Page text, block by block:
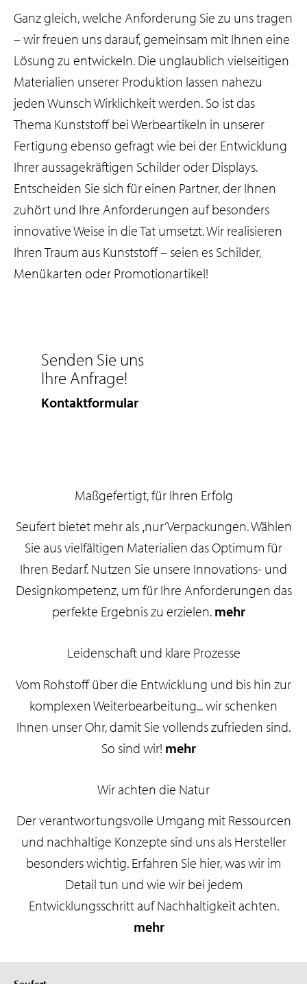
Ganz gleich, welche Anforderung Sie zu uns tragen
– wir freuen uns darauf, gemeinsam mit Ihnen eine
Lösung zu entwickeln. Die unglaublich vielseitigen
Materialien unserer Produktion lassen nahezu
jeden Wunsch Wirklichkeit werden. So ist das
Thema Kunststoff bei Werbeartikeln in unserer
Fertigung ebenso gefragt wie bei der Entwicklung
Ihrer aussagekräftigen Schilder oder Displays.
Entscheiden Sie sich für einen Partner, der Ihnen
zuhört und Ihre Anforderungen auf besonders
innovative Weise in die Tat umsetzt. Wir realisieren
Ihren Traum aus Kunststoff – seien es Schilder,
Menükarten oder Promotionartikel!
Senden Sie uns
Ihre Anfrage!
Kontaktformular
Maßgefertigt, für Ihren Erfolg
Seufert bietet mehr als ‚nur’ Verpackungen. Wählen
Sie aus vielfältigen Materialien das Optimum für
Ihren Bedarf. Nutzen Sie unsere Innovations- und
Designkompetenz, um für Ihre Anforderungen das
perfekte Ergebnis zu erzielen. mehr
Leidenschaft und klare Prozesse
Vom Rohstoff über die Entwicklung und bis hin zur
komplexen Weiterbearbeitung... wir schenken
Ihnen unser Ohr, damit Sie vollends zufrieden sind.
So sind wir! mehr
Wir achten die Natur
Der verantwortungsvolle Umgang mit Ressourcen
und nachhaltige Konzepte sind uns als Hersteller
besonders wichtig. Erfahren Sie hier, was wir im
Detail tun und wie wir bei jedem
Entwicklungsschritt auf Nachhaltigkeit achten.
mehr